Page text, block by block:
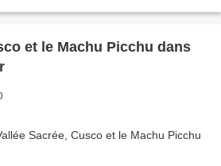
et le Machu Picchu dans